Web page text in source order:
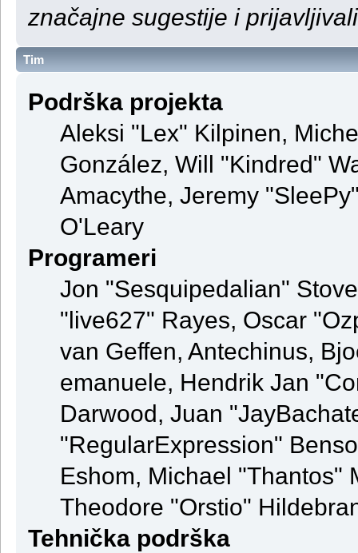
značajne sugestije i
Tim
Podrška projekta
Aleksi "Lex" Kilpinen,
González, Will "Kindred"
Amacythe, Jeremy
O'Leary
Programeri
Jon "Sesquipedalian"
"live627" Rayes, Oscar
van Geffen, Antechinus,
emanuele, Hendrik Jan
Darwood, Juan
"RegularExpression"
Eshom, Michael "Thantos"
Theodore "Orstio"
Tehnička podrška